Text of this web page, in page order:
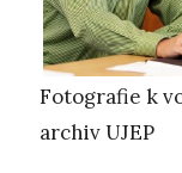
Fotografie k
archiv UJEP